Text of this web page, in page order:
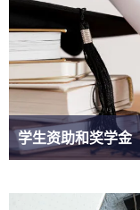
学生资助和奖学金